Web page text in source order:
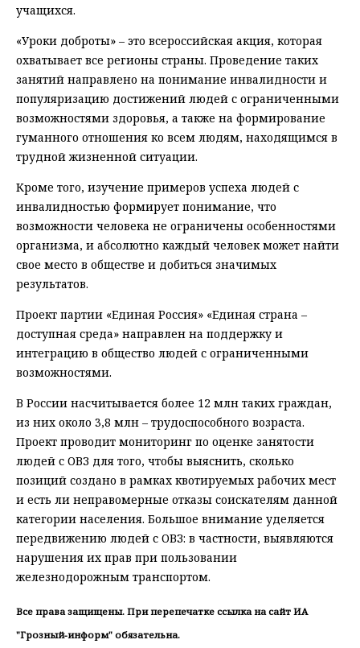
учащихся.
«Уроки доброты» – это всероссийская акция, которая
охватывает все регионы страны. Проведение таких
занятий направлено на понимание инвалидности и
популяризацию достижений людей с ограниченными
возможностями здоровья, а также на формирование
гуманного отношения ко всем людям, находящимся в
трудной жизненной ситуации.
Кроме того, изучение примеров успеха людей с
инвалидностью формирует понимание, что
возможности человека не ограничены особенностями
организма, и абсолютно каждый человек может найти
свое место в обществе и добиться значимых
результатов.
Проект партии «Единая Россия» «Единая страна –
доступная среда» направлен на поддержку и
интеграцию в общество людей с ограниченными
возможностями.
В России насчитывается более 12 млн таких граждан,
из них около 3,8 млн – трудоспособного возраста.
Проект проводит мониторинг по оценке занятости
людей с ОВЗ для того, чтобы выяснить, сколько
позиций создано в рамках квотируемых рабочих мест
и есть ли неправомерные отказы соискателям данной
категории населения. Большое внимание уделяется
передвижению людей с ОВЗ: в частности, выявляются
нарушения их прав при пользовании
железнодорожным транспортом.
Все права защищены. При перепечатке ссылка на сайт ИА
"Грозный-информ" обязательна.